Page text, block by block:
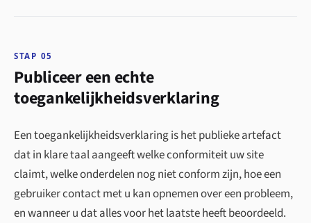
STAP 05
Publiceer een echte
toegankelijkheidsverklaring
Een toegankelijkheids­verklaring is het publieke artefact
dat in klare taal aangeeft welke conformiteit uw site
claimt, welke onderdelen nog niet conform zijn, hoe een
gebruiker contact met u kan opnemen over een probleem,
en wanneer u dat alles voor het laatste heeft beoordeeld.